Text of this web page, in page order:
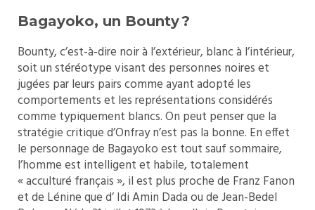
Bagayoko, un Bounty ?
Bounty, c’est-à-dire noir à l’extérieur, blanc à l’intérieur,
soit un stéréotype visant des personnes noires et
jugées par leurs pairs comme ayant adopté les
comportements et les représentations considérés
comme typiquement blancs. On peut penser que la
stratégie critique d’Onfray n’est pas la bonne. En effet
le personnage de Bagayoko est tout sauf sommaire,
l’homme est intelligent et habile, totalement
« acculturé français », il est plus proche de Franz Fanon
et de Lénine que d’ Idi Amin Dada ou de Jean-Bedel